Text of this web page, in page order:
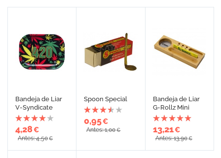
Bandeja de Liar
V-Syndicate
4,28€
Antes: 4,50€
Spoon Special
0,95€
Antes: 1,00€
Bandeja de Liar
G-Rollz Mini
13,21€
Antes: 13,90€